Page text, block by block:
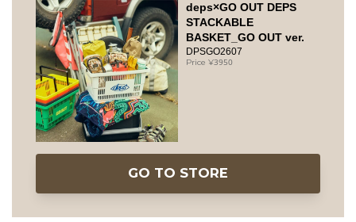
deps×GO OUT DEPS
STACKABLE
BASKET_GO OUT ver.
DPSGO2607
3950
GO TO STORE